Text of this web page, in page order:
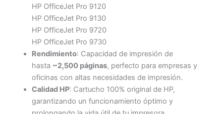
HP OfficeJet Pro 9120
HP OfficeJet Pro 9130
HP OfficeJet Pro 9720
HP OfficeJet Pro 9730
Rendimiento: Capacidad de impresión de
hasta ~2,500 páginas, perfecto para empresas y
oficinas con altas necesidades de impresión.
Calidad HP: Cartucho 100% original de HP,
garantizando un funcionamiento óptimo y